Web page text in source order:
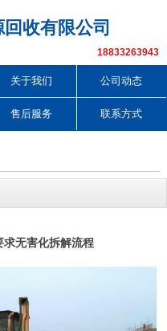
收有限公司
18833263943
关于我们 公司动态
售后服务 联系方式
无害化拆解流程